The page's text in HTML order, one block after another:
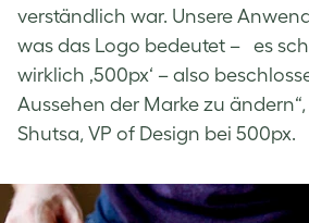
verständlich war. Unsere
was das Logo bedeutet – es
wirklich ‚500px‘ – also
Aussehen der Marke zu
Shutsa, VP of Design bei 500px.